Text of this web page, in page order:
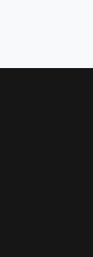
neuem Tab
in neuem Tab
– öffnet in
neuem Tab